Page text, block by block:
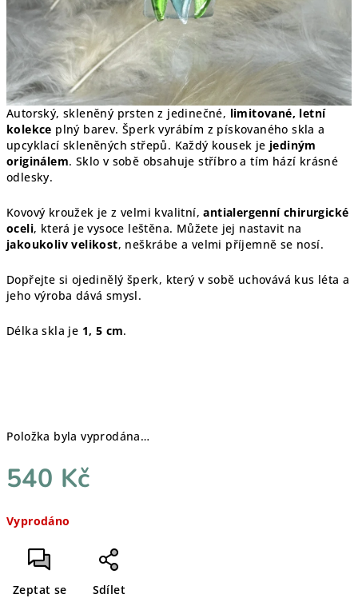
Autorský, skleněný prsten z jedinečné, limitované, letní
kolekce plný barev. Šperk vyrábím z pískovaného skla a
upcyklací skleněných střepů. Každý kousek je jediným
originálem. Sklo v sobě obsahuje stříbro a tím hází krásné
odlesky.
Kovový kroužek je z velmi kvalitní,antialergenní chirurgické
oceli, která je vysoce leštěna. Můžete jej nastavit na
jakoukoliv velikost, neškrábe a velmi příjemně se nosí.
Dopřejte si ojedinělý šperk, který v sobě uchovává kus léta a
jeho výroba dává smysl.
Délka skla je 1, 5 cm.
Položka byla vyprodána…
540 Kč
cena:
Vyprodáno
Zeptat se Sdílet